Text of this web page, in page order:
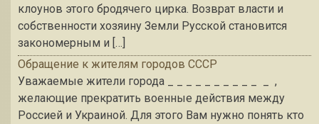
клоунов этого бродячего цирка. Возврат власти и
собственности хозяину Земли Русской становится
закономерным и […]
Обращение к жителям городов СССР
Уважаемые жители города _ _ _ _ _ _ _ _ _ _ _ ,
желающие прекратить военные действия между
Россией и Украиной. Для этого Вам нужно понять кто